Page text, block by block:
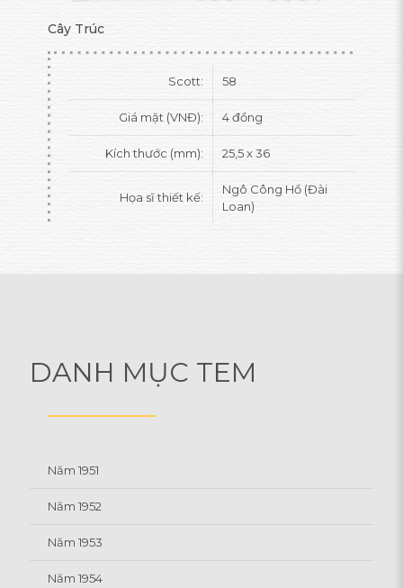
Cây Trúc
Scott: 58
Giá mặt (VNĐ): 4 đồng
Kích thước (mm): 25,5 x 36
Họa sĩ thiết kế:
Ngô Công Hồ (Đài
Loan)
DANH MỤC TEM
Năm 1951
Năm 1952
Năm 1953
Năm 1954